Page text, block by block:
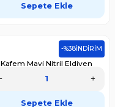
1.196,69 TL
Sepete Ekle
-%38İNDİRİM
Kafem Mavi Nitril Eldiven
Pudrasız (XL) 100 Lü
Sepete Ekle